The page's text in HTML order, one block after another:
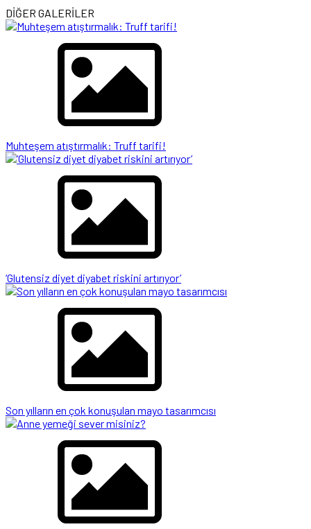
DİĞER GALERİLER
Muhteşem atıştırmalık: Truff tarifi!
‘Glutensiz diyet diyabet riskini artırıyor’
Son yılların en çok konuşulan mayo tasarımcısı